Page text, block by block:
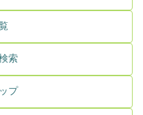
索
プ